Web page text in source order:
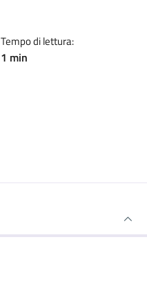
Tempo di lettura:
1 min